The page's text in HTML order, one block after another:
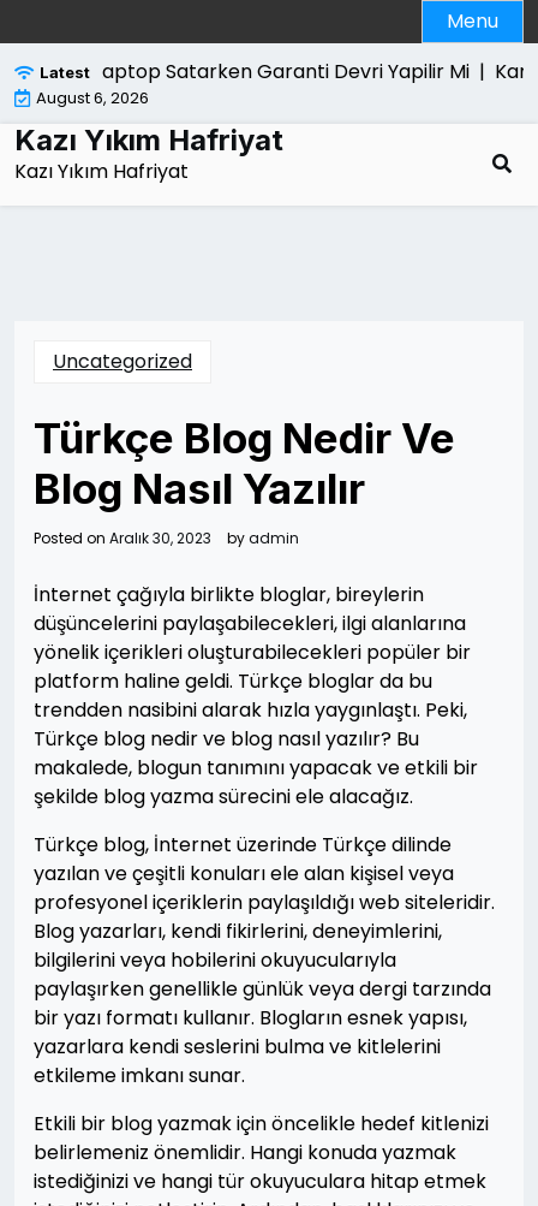
to
content
Menu
LatestLaptop Satarken Garanti Devri Yapilir Mi |Kanun
August 6, 2026
Kazı Yıkım Hafriyat
Kazı Yıkım Hafriyat
Uncategorized
Türkçe Blog Nedir Ve
Blog Nasıl Yazılır
Posted on Aralık 30, 2023 byadmin
İnternet çağıyla birlikte bloglar, bireylerin
düşüncelerini paylaşabilecekleri, ilgi alanlarına
yönelik içerikleri oluşturabilecekleri popüler bir
platform haline geldi. Türkçe bloglar da bu
trendden nasibini alarak hızla yaygınlaştı. Peki,
Türkçe blog nedir ve blog nasıl yazılır? Bu
makalede, blogun tanımını yapacak ve etkili bir
şekilde blog yazma sürecini ele alacağız.
Türkçe blog, İnternet üzerinde Türkçe dilinde
yazılan ve çeşitli konuları ele alan kişisel veya
profesyonel içeriklerin paylaşıldığı web siteleridir.
Blog yazarları, kendi fikirlerini, deneyimlerini,
bilgilerini veya hobilerini okuyucularıyla
paylaşırken genellikle günlük veya dergi tarzında
bir yazı formatı kullanır. Blogların esnek yapısı,
yazarlara kendi seslerini bulma ve kitlelerini
etkileme imkanı sunar.
Etkili bir blog yazmak için öncelikle hedef kitlenizi
belirlemeniz önemlidir. Hangi konuda yazmak
istediğinizi ve hangi tür okuyuculara hitap etmek